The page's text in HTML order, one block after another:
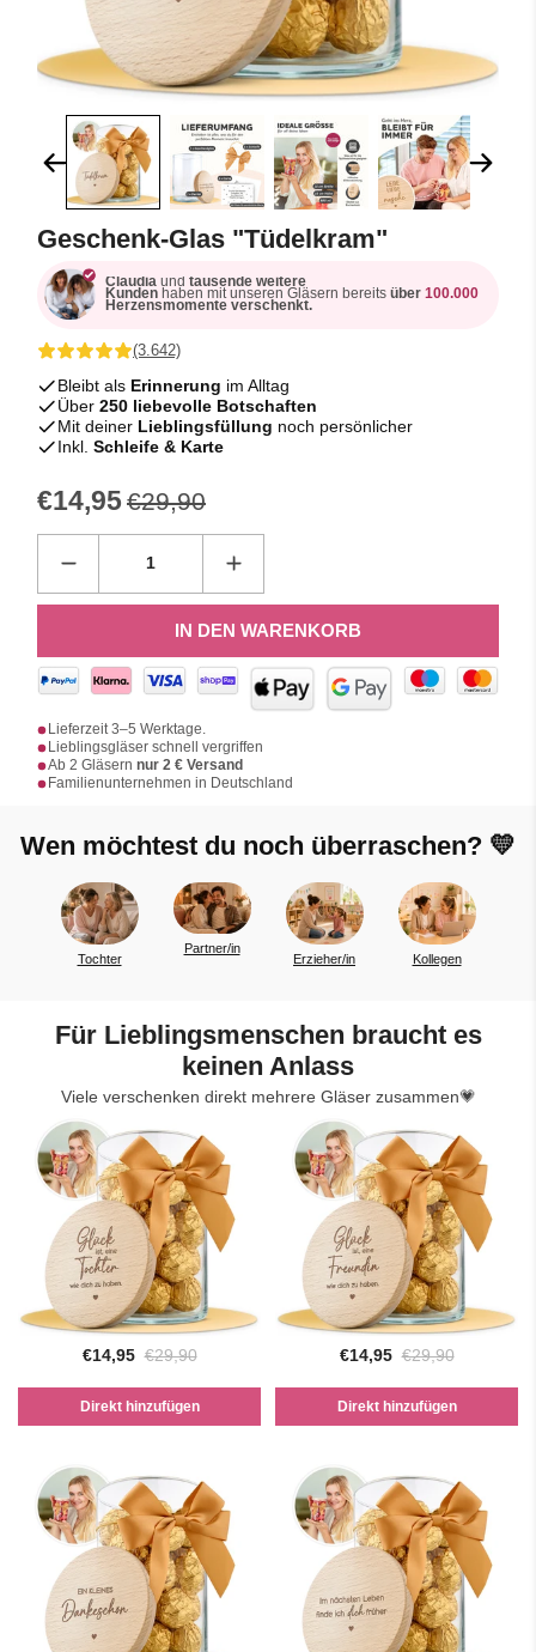
Geschenk-Glas "Tüdelkram"
Claudia und tausende weitere
Kunden haben mit unseren Gläsern bereits über 100.000
Herzensmomente verschenkt.
(3.642)
Bleibt als Erinnerung im Alltag
Über 250 liebevolle Botschaften
Mit deiner Lieblingsfüllung noch persönlicher
Inkl. Schleife & Karte
€14,95€29,90
IN DEN WARENKORB
Lieferzeit 3–5 Werktage.
Lieblingsgläser schnell vergriffen
Ab 2 Gläsern nur 2 € Versand
Familienunternehmen in Deutschland
Wen möchtest du noch überraschen? 💛
Tochter
Partner/in
Erzieher/in Kollegen
Für Lieblingsmenschen braucht es
keinen Anlass
Viele verschenken direkt mehrere Gläser zusammen💗
€14,95 €29,90
Direkt hinzufügen
€14,95 €29,90
Direkt hinzufügen